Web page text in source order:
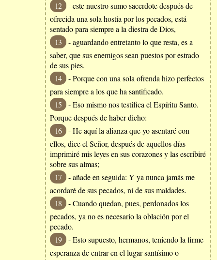
12
- este nuestro sumo sacerdote después de
ofrecida una sola hostia por los pecados, está
sentado para siempre a la diestra de Dios,
13
- aguardando entretanto lo que resta, es a
saber, que sus enemigos sean puestos por estrado
de sus pies.
14
- Porque con una sola ofrenda hizo perfectos
para siempre a los que ha santificado.
15
- Eso mismo nos testifica el Espíritu Santo.
Porque después de haber dicho:
16
- He aquí la alianza que yo asentaré con
ellos, dice el Señor, después de aquellos días
imprimiré mis leyes en sus corazones y las escribiré
sobre sus almas;
17
- añade en seguida: Y ya nunca jamás me
acordaré de sus pecados, ni de sus maldades.
18
- Cuando quedan, pues, perdonados los
pecados, ya no es necesario la oblación por el
pecado.
19
- Esto supuesto, hermanos, teniendo la firme
esperanza de entrar en el lugar santísimo o